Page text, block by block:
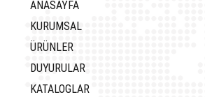
ANASAYFA
KURUMSAL
ÜRÜNLER
DUYURULAR
KATALOGLAR